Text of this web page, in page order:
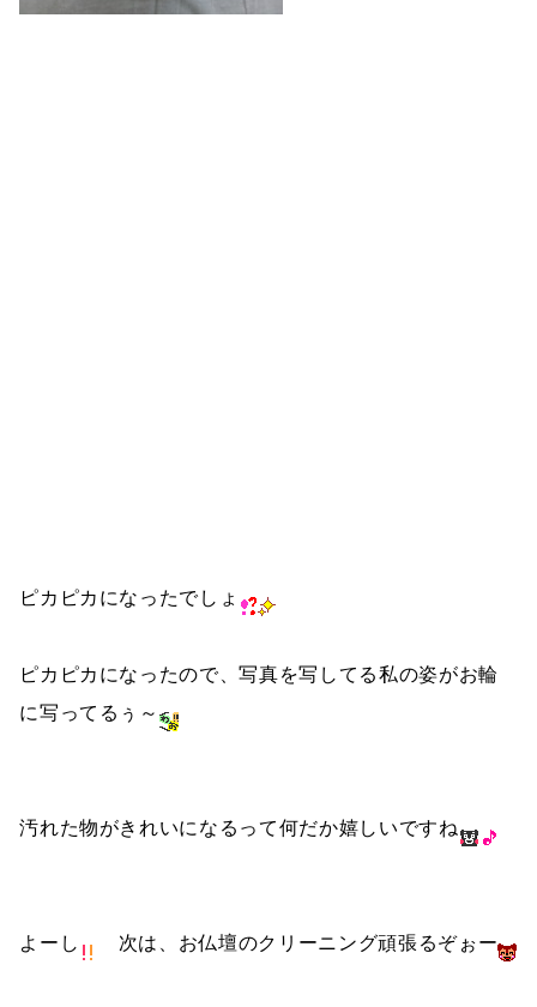
ピカピカになったでしょ
ピカピカになったので、写真を写してる私の姿がお輪
に写ってるぅ～
汚れた物がきれいになるって何だか嬉しいですね
よーし 次は、お仏壇のクリーニング頑張るぞぉー